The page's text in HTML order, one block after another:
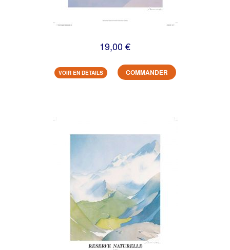
19,00 €
VOIR EN DETAILS COMMANDER